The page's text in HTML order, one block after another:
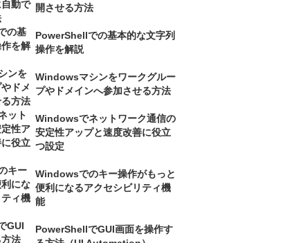
開させる方法
PowerShellでの基本的な文字列
操作を解説
Windowsマシンをワークグルー
プやドメインへ参加させる方法
Windowsでネットワーク通信の
安定性アップと速度改善に役立
つ設定
Windowsでのキー操作がもっと
便利になるアクセシビリティ機
能
PowerShellでGUI画面を操作す